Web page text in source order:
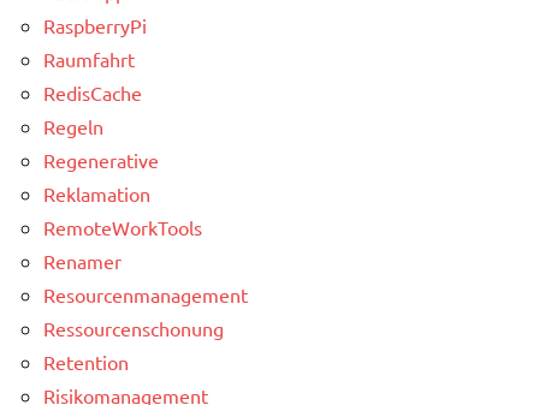
RaspberryPi
Raumfahrt
RedisCache
Regeln
Regenerative
Reklamation
RemoteWorkTools
Renamer
Resourcenmanagement
Ressourcenschonung
Retention
Risikomanagement